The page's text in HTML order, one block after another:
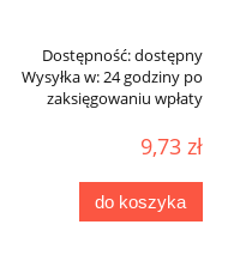
Dostępność:dostępny
Wysyłka w:24 godziny po
zaksięgowaniu wpłaty
9,73 zł
do koszyka